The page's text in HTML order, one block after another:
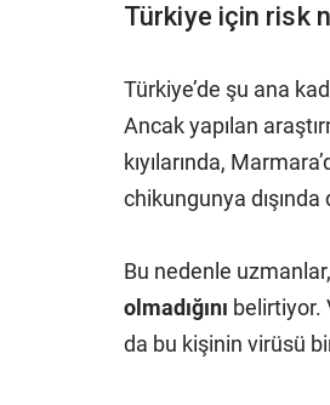
Türkiye için risk
Türkiye’de şu ana
Ancak yapılan
kıyılarında,
chikungunya
Bu nedenle uzmanlar,
olmadığını belirtiyor.
da bu kişinin virüsü